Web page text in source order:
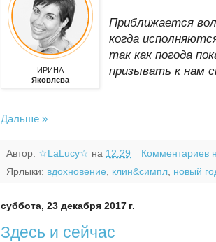
ИРИНА
Яковлева
Приближается
когда
так как погода
призывать к нам
Дальше »
Автор: ☆LaLucy☆ на 12:29
Комментариев
Ярлыки: вдохновение, клин&симпл, новый
суббота, 23 декабря 2017 г.
Здесь и сейчас